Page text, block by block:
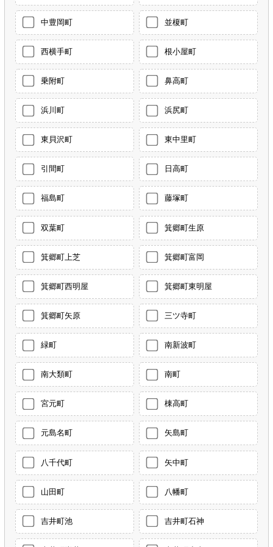
中豊岡町 並榎町
西横手町 根小屋町
乗附町 鼻高町
浜川町 浜尻町
東貝沢町 東中里町
引間町 日高町
福島町 藤塚町
双葉町 箕郷町生原
箕郷町上芝 箕郷町富岡
箕郷町西明屋 箕郷町東明屋
箕郷町矢原 三ツ寺町
緑町 南新波町
南大類町 南町
宮元町 棟高町
元島名町 矢島町
八千代町 矢中町
山田町 八幡町
吉井町池 吉井町石神